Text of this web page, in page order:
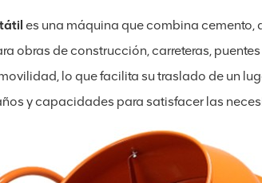
es una máquina que combina cemento,
obras de construcción, carreteras,
lo que facilita su traslado de un
y capacidades para satisfacer las